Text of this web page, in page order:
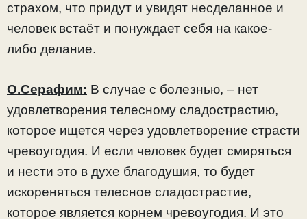
страхом, что придут и увидят несделанное и
человек встаёт и понуждает себя на какое-
либо делание.
О.Серафим: В случае с болезнью, – нет
удовлетворения телесному сладострастию,
которое ищется через удовлетворение страсти
чревоугодия. И если человек будет смиряться
и нести это в духе благодушия, то будет
искореняться телесное сладострастие,
которое является корнем чревоугодия. И это